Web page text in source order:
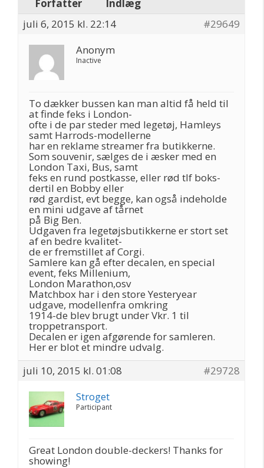
Forfatter
Indlæg
juli 6, 2015 kl. 22:14
#29649
Anonym
Inactive
To dækker bussen kan man altid få held til
at finde feks i London-
ofte i de par steder med legetøj, Hamleys
samt Harrods-modellerne
har en reklame streamer fra butikkerne.
Som souvenir, sælges de i æsker med en
London Taxi, Bus, samt
feks en rund postkasse, eller rød tlf boks-
dertil en Bobby eller
rød gardist, evt begge, kan også indeholde
en mini udgave af tårnet
på Big Ben.
Udgaven fra legetøjsbutikkerne er stort set
af en bedre kvalitet-
de er fremstillet af Corgi.
Samlere kan gå efter decalen, en special
event, feks Millenium,
London Marathon,osv
Matchbox har i den store Yesteryear
udgave, modellenfra omkring
1914-de blev brugt under Vkr. 1 til
troppetransport.
Decalen er igen afgørende for samleren.
Her er blot et mindre udvalg.
juli 10, 2015 kl. 01:08
#29728
Stroget
Participant
Great London double-deckers! Thanks for
showing!